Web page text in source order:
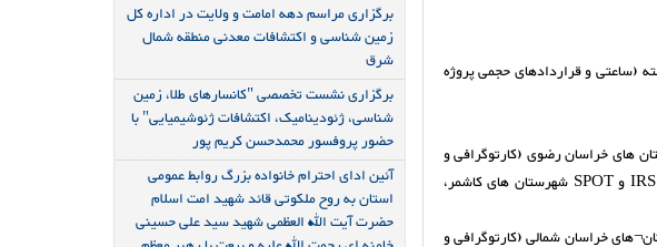
معدنی منطقه شمال شرق-مشهد از سال 1389 تا فروردین 1398 به طور ناپیوسته (ساعتی و قراردادهای حجمی پروژه
های خراسان رضوی (کارتوگرافی و
آماده سازی نقشه های زمین شناسی، گسل ها، توپوگرافی، ژئوشیمی، آنومالی، معادن، پراکندگی جمعیت، آلتراسیون، لندست، IRS و SPOT شهرستان های کاشمر،
خراسان شمالی (کارتوگرافی و
برگزاری مراسم دهه امامت و ولایت در اداره کل
زمین شناسی و اکتشافات معدنی منطقه شمال
شرق
برگزاری نشست تخصصی "کانسارهای طلا، زمین
شناسی، ژئودینامیک، اکتشافات ژئوشیمیایی" با
حضور پروفسور محمدحسن کریم پور
آئین ادای احترام خانواده بزرگ روابط عمومی
استان به روح ملکوتی قائد شهید امت اسلام
حضرت آیت الله العظمی شهید سید علی حسینی